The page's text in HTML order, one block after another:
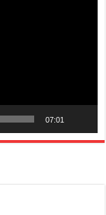
07:01